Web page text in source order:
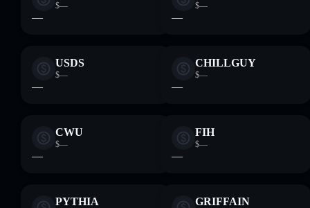
$—
—
$—
—
USDS
$—
—
CHILLGUY
$—
—
CWU
$—
—
FIH
$—
—
PYTHIA GRIFFAIN